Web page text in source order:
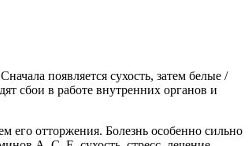
появляется сухость, затем белые /
сбои в работе внутренних органов и
его отторжения. Болезнь особенно сильно